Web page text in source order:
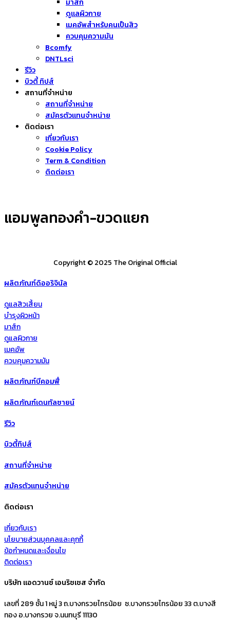
มาส์ก
ดูแลผิวกาย
เมคอัพสำหรับคนเป็นสิว
ควบคุมความมัน
Bcomfy
DNTLsci
รีวิว
บิวตี้ ทิปส์
สถานที่จำหน่าย
สถานที่จำหน่าย
สมัครตัวแทนจำหน่าย
ติดต่อเรา
เกี่ยวกับเรา
Cookie Policy
Term & Condition
ติดต่อเรา
แอมพูลทองคำ-ขวดแยก
Copyright © 2025 The Original Official
ผลิตภัณฑ์ดิออริจินัล
ดูแลสิวเสี้ยน
บำรุงผิวหน้า
มาส์ก
ดูแลผิวกาย
เมคอัพ
ควบคุมความมัน
ผลิตภัณฑ์บีคอมฟี่
ผลิตภัณฑ์เดนทัลซายน์
รีวิว
บิวตี้ทิปส์
สถานที่จำหน่าย
สมัครตัวแทนจำหน่าย
ติดต่อเรา
เกี่ยวกับเรา
นโยบายส่วนบุคคลและคุกกี้
ข้อกำหนดและเงื่อนไข
ติดต่อเรา
บริษัท แอดวานซ์ เอนริชเชส จำกัด
เลขที่ 289 ชั้น 1 หมู่ 3 ถ.บางกรวยไทรน้อย ซ.บางกรวยไทรน้อย 33 ต.บางสี
ทอง อ.บางกรวย จ.นนทบุรี 11130